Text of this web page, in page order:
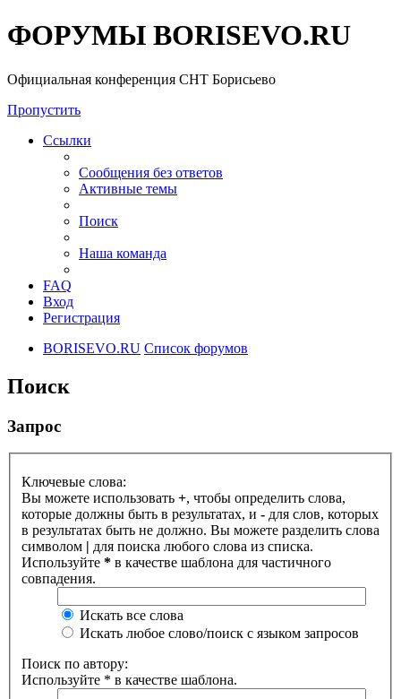
ФОРУМЫ BORISEVO.RU
Официальная конференция СНТ Борисьево
Пропустить
Ссылки
Сообщения без ответов
Активные темы
Поиск
Наша команда
FAQ
Вход
Регистрация
BORISEVO.RU Список форумов
Поиск
Запрос
Ключевые слова:
Вы можете использовать +, чтобы определить слова,
которые должны быть в результатах, и - для слов, которых
в результатах быть не должно. Вы можете разделить слова
символом | для поиска любого слова из списка.
Используйте * в качестве шаблона для частичного
совпадения.
Искать все слова
Искать любое слово/поиск с языком запросов
Поиск по автору:
Используйте * в качестве шаблона.